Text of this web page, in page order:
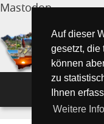
Auf dieser
gesetzt, die
können
zu
Ihnen
Weitere
Mastodon